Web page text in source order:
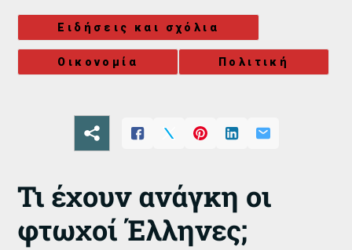
Ειδήσεις και σχόλια
Οικονομία Πολιτική
Τι έχουν ανάγκη οι
φτωχοί Έλληνες;